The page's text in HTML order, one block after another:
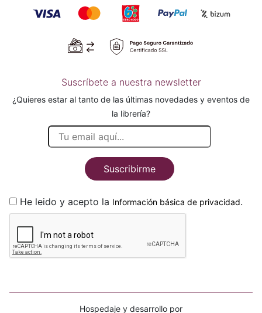
Suscríbete a nuestra newsletter
¿Quieres estar al tanto de las últimas novedades y eventos de
la librería?
Suscribirme
He leido y acepto la Información básica de privacidad.
Hospedaje y desarrollo por